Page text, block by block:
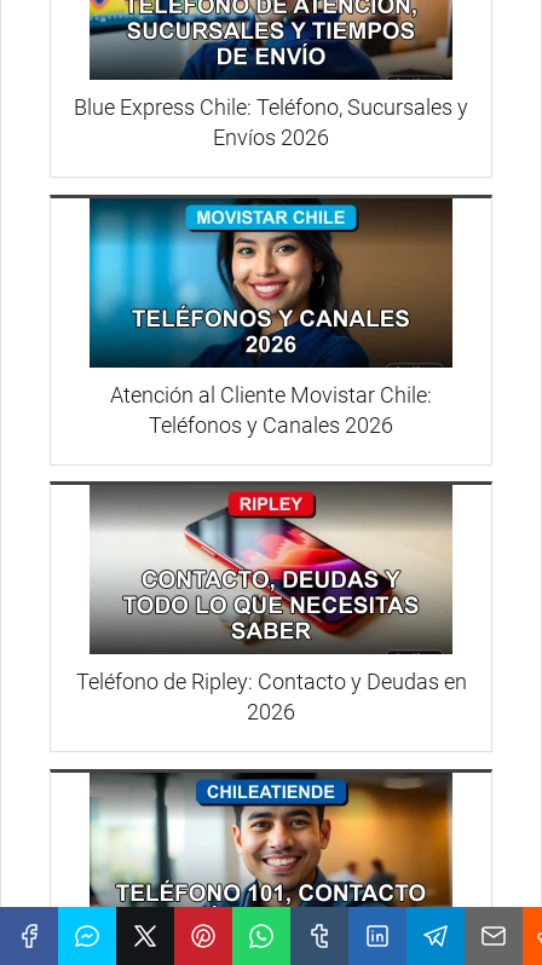
Blue Express Chile: Teléfono, Sucursales y
Envíos 2026
Atención al Cliente Movistar Chile:
Teléfonos y Canales 2026
Teléfono de Ripley: Contacto y Deudas en
2026